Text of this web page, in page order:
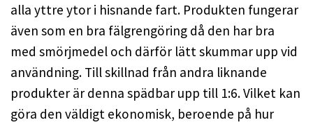
alla yttre ytor i hisnande fart. Produkten fungerar
även som en bra fälgrengöring då den har bra
med smörjmedel och därför lätt skummar upp vid
användning. Till skillnad från andra liknande
produkter är denna spädbar upp till 1:6. Vilket kan
göra den väldigt ekonomisk, beroende på hur